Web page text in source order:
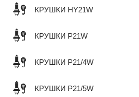
КРУШКИ HY21W
КРУШКИ P21W
КРУШКИ P21/4W
КРУШКИ P21/5W